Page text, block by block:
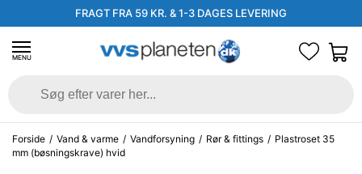
FRAGT FRA 59 KR. & 1-3 DAGES LEVERING
MENU
Forside / Vand & varme / Vandforsyning / Rør & fittings / Plastroset 35
mm (bøsningskrave) hvid